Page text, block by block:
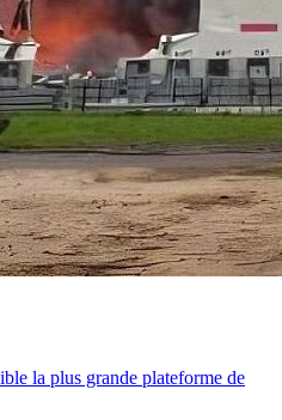
la plus grande plateforme de